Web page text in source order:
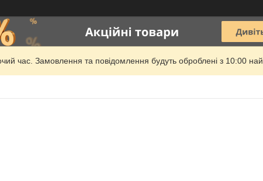
час. Замовлення та повідомлення будуть оброблені з 10:00